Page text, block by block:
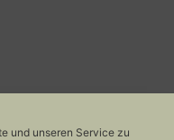
und unseren Service zu